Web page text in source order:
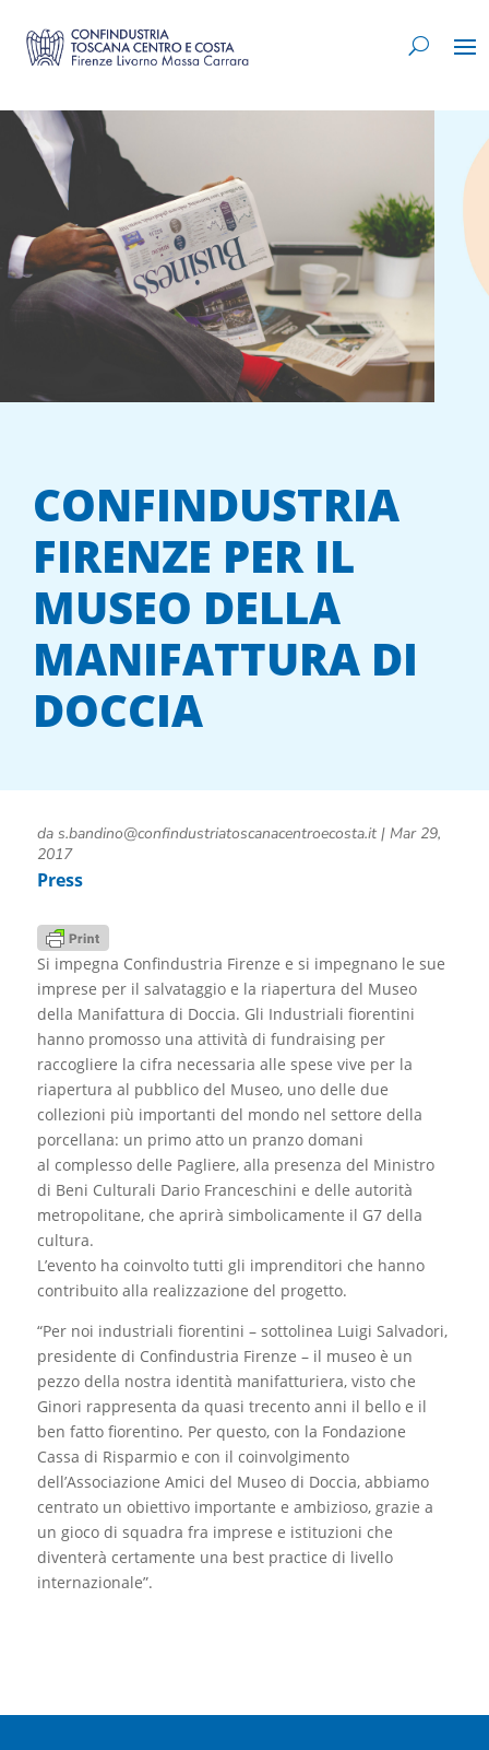
CONFINDUSTRIA
FIRENZE PER IL
MUSEO DELLA
MANIFATTURA DI
DOCCIA
da s.bandino@confindustriatoscanacentroecosta.it| Mar 29,
2017
Press
Si impegna Confindustria Firenze e si impegnano le sue
imprese per il salvataggio e la riapertura del Museo
della Manifattura di Doccia. Gli Industriali fiorentini
hanno promosso una attività di fundraising per
raccogliere la cifra necessaria alle spese vive per la
riapertura al pubblico del Museo, uno delle due
collezioni più importanti del mondo nel settore della
porcellana: un primo atto un pranzo domani
al complesso delle Pagliere, alla presenza del Ministro
di Beni Culturali Dario Franceschini e delle autorità
metropolitane, che aprirà simbolicamente il G7 della
cultura.
L’evento ha coinvolto tutti gli imprenditori che hanno
contribuito alla realizzazione del progetto.
“Per noi industriali fiorentini – sottolinea Luigi Salvadori,
presidente di Confindustria Firenze – il museo è un
pezzo della nostra identità manifatturiera, visto che
Ginori rappresenta da quasi trecento anni il bello e il
ben fatto fiorentino. Per questo, con la Fondazione
Cassa di Risparmio e con il coinvolgimento
dell’Associazione Amici del Museo di Doccia, abbiamo
centrato un obiettivo importante e ambizioso, grazie a
un gioco di squadra fra imprese e istituzioni che
diventerà certamente una best practice di livello
internazionale”.